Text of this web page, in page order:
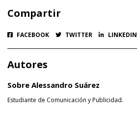
Compartir
FACEBOOK TWITTER LINKEDIN
Autores
Sobre Alessandro Suárez
Estudiante de Comunicación y Publicidad.